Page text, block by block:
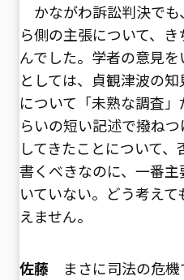
かながわ訴訟判決でも
ら側の主張について、
んでした。学者の意見
としては、貞観津波の
について「未熟な調査
らいの短い記述で撥ね
してきたことについて
書くべきなのに、一番
いていない。どう考え
えません。
佐藤まさに司法の危機